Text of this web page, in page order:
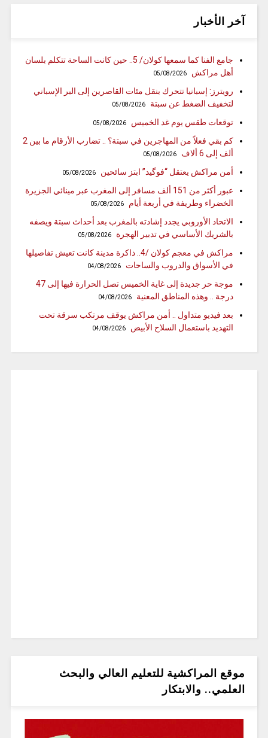
آخر الأخبار
جامع الفنا كما سمعها كولان/ 5.. حين كانت الساحة تتكلم بلسان
أهل مراكش
05/08/2026
رويترز: إسبانيا تتحرك بنقل مئات القاصرين إلى البر الإسباني
لتخفيف الضغط عن سبتة
05/08/2026
توقعات طقس يوم غد الخميس 05/08/2026
كم بقي فعلاً من المهاجرين في سبتة؟ .. تضارب الأرقام ما بين 2
ألف إلى 6 ألاف
05/08/2026
أمن مراكش يعتقل “فوگيد” ابتز سائحين 05/08/2026
عبور أكثر من 151 ألف مسافر إلى المغرب عبر مينائي الجزيرة
الخضراء وطريفة في أربعة أيام
05/08/2026
الاتحاد الأوروبي يجدد إشادته بالمغرب بعد أحداث سبتة ويصفه
بالشريك الأساسي في تدبير الهجرة
05/08/2026
مراكش في معجم كولان /4.. ذاكرة مدينة كانت تعيش تفاصيلها
في الأسواق والدروب والساحات
04/08/2026
موجة حر جديدة إلى غاية الخميس تصل الحرارة فيها إلى 47
درجة .. وهذه المناطق المعنية
04/08/2026
بعد فيديو متداول .. أمن مراكش يوقف مرتكب سرقة تحت
التهديد باستعمال السلاح الأبيض
04/08/2026
موقع المراكشية للتعليم العالي والبحث
العلمي.. والابتكار